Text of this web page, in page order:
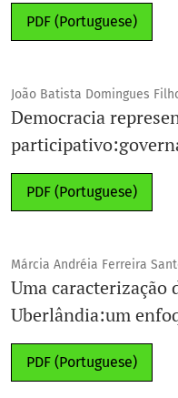
PDF (Portuguese)
João Batista Domingues
Democracia
PDF (Portuguese)
Márcia Andréia Ferreira
Uma caracterização
Uberlândia:um
PDF (Portuguese)